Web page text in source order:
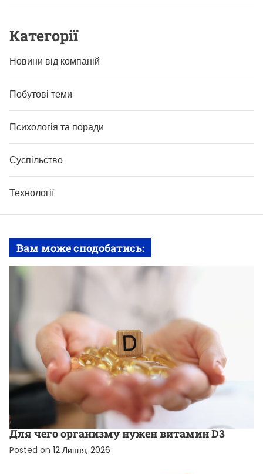
Категорії
Новини від компаній
Побутові теми
Психологія та поради
Суспільство
Технології
Вам може сподобатись:
НОВИНИ ВІД КОМПАНІЙ
Для чего организму нужен витамин D3
Posted on 12 Липня, 2026